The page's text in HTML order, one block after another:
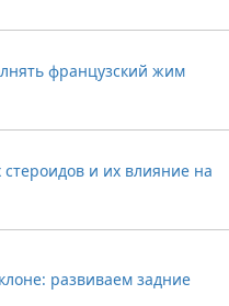
французский жим
и их влияние на
развиваем задние